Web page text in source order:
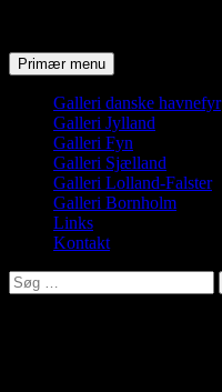
SøgPrimær menu Hop
til
indhold
Galleri danske havnefyr
Galleri Jylland
Galleri Fyn
Galleri Sjælland
Galleri Lolland-Falster
Galleri Bornholm
Links
Kontakt
Søg
efter: